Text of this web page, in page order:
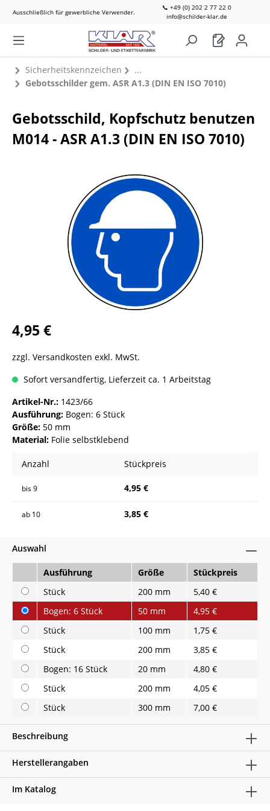
Ausschließlich für gewerbliche Verwender.
📞 +49 (0) 202 2 77 22 0
info@schilder-klar.de
Sicherheitskennzeichen
Gebotsschilder gem. ASR A1.3 (DIN EN ISO 7010)
Gebotsschild, Kopfschutz benutzen
M014 - ASR A1.3 (DIN EN ISO 7010)
4,95 €
zzgl. Versandkosten exkl. MwSt.
Sofort versandfertig, Lieferzeit ca. 1 Arbeitstag
Artikel-Nr.: 1423/66
Ausführung: Bogen: 6 Stück
Größe: 50 mm
Material: Folie selbstklebend
Anzahl Stückpreis
bis9 4,95 €
ab 10 3,85 €
Auswahl
Ausführung Größe
Stückpreis
Stück
200 mm
5,40 €
Bogen: 6 Stück
50 mm
4,95 €
Stück
100 mm
1,75 €
Stück
200 mm
3,85 €
Bogen: 16 Stück
20 mm
4,80 €
Stück
200 mm
4,05 €
Stück
300 mm 7,00 €
Beschreibung
Herstellerangaben
Im Katalog